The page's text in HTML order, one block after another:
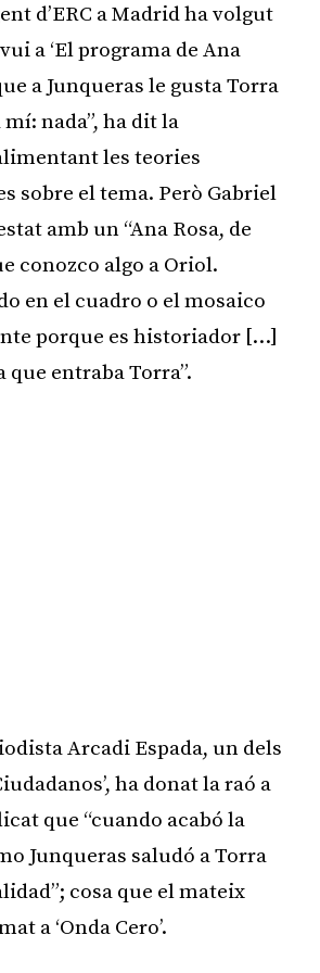
d’ERC a Madrid ha volgut
a ‘El programa de Ana
a Junqueras le gusta Torra
nada”, ha dit la
les teories
sobre el tema. Però Gabriel
amb un “Ana Rosa, de
conozco algo a Oriol.
en el cuadro o el mosaico
porque es historiador […]
que entraba Torra”.
Arcadi Espada, un dels
ha donat la raó a
que “cuando acabó la
Junqueras saludó a Torra
cosa que el mateix
a ‘Onda Cero’.